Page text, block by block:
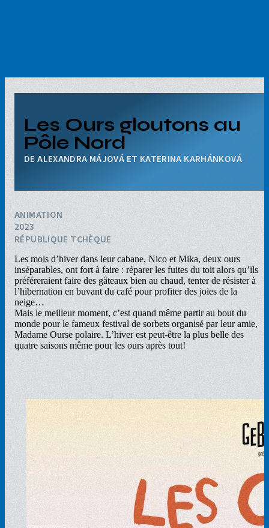
Les Ours gloutons au
Pôle Nord
ALEXANDRA MÁJOVÁ ET KATERINA KARHÁNKOVÁ
ANIMATION
2023
RÉPUBLIQUE TCHÈQUE
Les mois d’hiver dans leur cabane, Nico et Mika, deux ours
inséparables, ont fort à faire : réparer les fuites du toit alors qu’ils
préféreraient faire des gâteaux bien au chaud, tenter de résister à
l’hibernation en buvant du café pour profiter des joies de la
neige…
Mais le meilleur moment, c’est quand même partir au bout du
monde pour le fameux festival de sorbets organisé par leur amie,
Madame Ourse polaire. L’hiver est peut-être la plus belle des
quatre saisons même pour les ours après tout!